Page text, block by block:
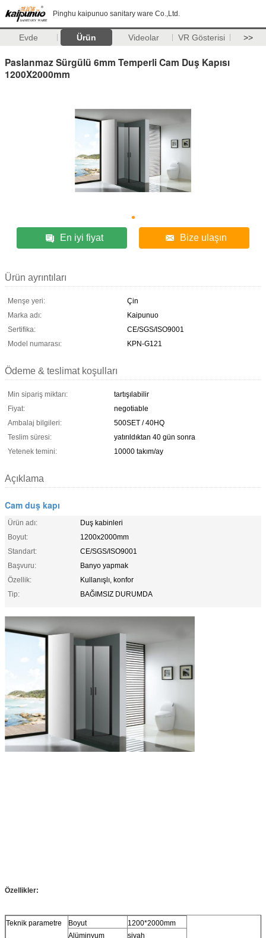
Pinghu kaipunuo sanitary ware Co.,Ltd.
Evde Ürün Videolar VR Gösterisi >>
Paslanmaz Sürgülü 6mm Temperli Cam Duş Kapısı
1200X2000mm
En iyi fiyat Bize ulaşın
Ürün ayrıntıları
Menşe yeri:
Çin
Marka adı:
Kaipunuo
Sertifika:
CE/SGS/ISO9001
Model numarası:
KPN-G121
Ödeme & teslimat koşulları
Min sipariş miktarı:
tartışılabilir
Fiyat:
negotiable
Ambalaj bilgileri:
500SET / 40HQ
Teslim süresi:
yatırıldıktan 40 gün sonra
Yetenek temini:
10000 takım/ay
Açıklama
Cam duş kapı
Ürün adı:
Duş kabinleri
Boyut:
1200x2000mm
Standart:
CE/SGS/ISO9001
Başvuru:
Banyo yapmak
Özellik:
Kullanışlı, konfor
Tip:
BAĞIMSIZ DURUMDA
Özellikler:
Teknik parametre Boyut
1200*2000mm
Alüminyum
siyah